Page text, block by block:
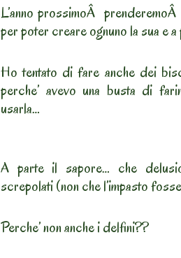
L’anno prossimoÂ
per poter creare ognuno la sua e
Ho tentato di fare anche dei
perche’ avevo una busta di
usarla…
A parte il sapore… che
screpolati (non che l’impasto
Perche’ non anche i delfini??